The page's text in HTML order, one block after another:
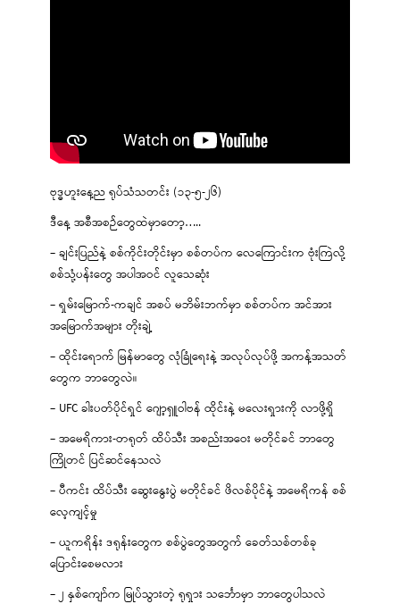
ဗုဒ္ဓဟူးနေ့ည ရုပ်သံသတင်း (၁၃-၅-၂၆)
ဒီနေ့ အစီအစဉ်တွေထဲမှာတော့…..
– ချင်းပြည်နဲ့ စစ်ကိုင်းတိုင်းမှာ စစ်တပ်က လေကြောင်းက ဗုံးကြဲလို့
စစ်သုံ့ပန်းတွေ အပါအဝင် လူသေဆုံး
– ရှမ်းမြောက်-ကချင် အစပ် မဘိမ်းဘက်မှာ စစ်တပ်က အင်အား
အမြောက်အများ တိုးချဲ့
– ထိုင်းရောက် မြန်မာတွေ လုံခြုံရေးနဲ့ အလုပ်လုပ်ဖို့ အကန့်အသတ်
တွေက ဘာတွေလဲ။
– UFC ခါးပတ်ပိုင်ရှင် ဂျော့ရှူဝါဗန် ထိုင်းနဲ့ မလေးရှားကို လာဖို့ရှိ
– အမေရိကား-တရုတ် ထိပ်သီး အစည်းအဝေး မတိုင်ခင် ဘာတွေ
ကြိုတင် ပြင်ဆင်နေသလဲ
– ပီကင်း ထိပ်သီး ဆွေးနွေးပွဲ မတိုင်ခင် ဖိလစ်ပိုင်နဲ့ အမေရိကန် စစ်
လေ့ကျင့်မှု
– ယူကရိန်း ဒရုန်းတွေက စစ်ပွဲတွေအတွက် ခေတ်သစ်တစ်ခု
ပြောင်းစေမလား
– ၂ နှစ်ကျော်က မြုပ်သွားတဲ့ ရုရှား သင်္ဘောမှာ ဘာတွေပါသလဲ